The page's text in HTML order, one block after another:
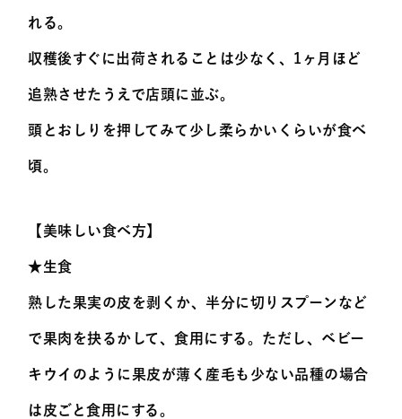
れる。
収穫後すぐに出荷されることは少なく、1ヶ月ほど
追熟させたうえで店頭に並ぶ。
頭とおしりを押してみて少し柔らかいくらいが食べ
頃。
【美味しい食べ方】
★生食
熟した果実の皮を剥くか、半分に切りスプーンなど
で果肉を抉るかして、食用にする。ただし、ベビー
キウイのように果皮が薄く産毛も少ない品種の場合
は皮ごと食用にする。